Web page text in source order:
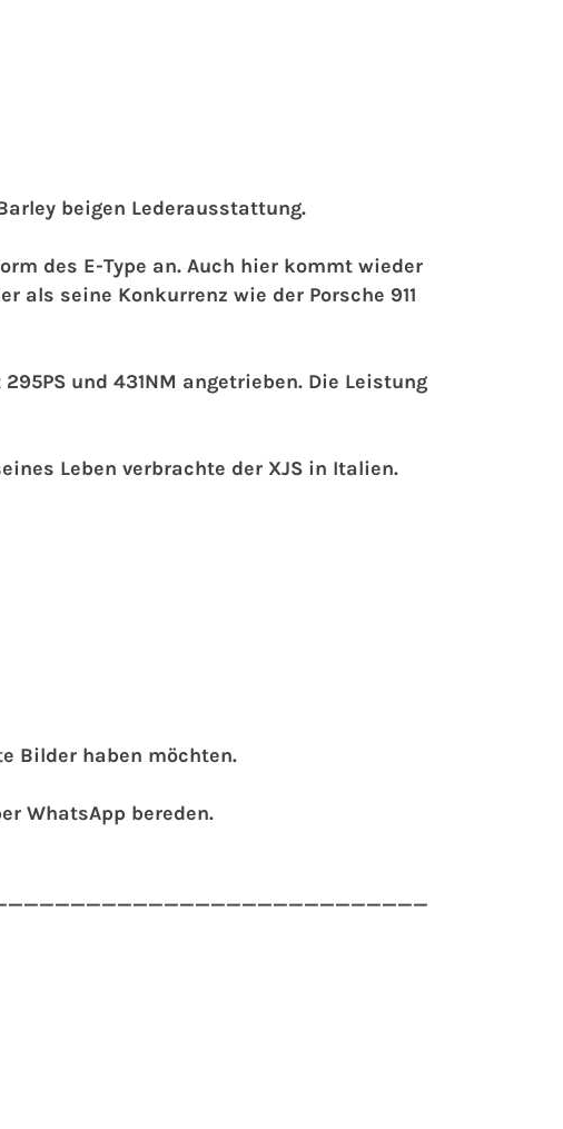
beigen Lederausstattung.
des E-Type an. Auch hier kommt wieder
als seine Konkurrenz wie der Porsche 911
und 431NM angetrieben. Die Leistung
Leben verbrachte der XJS in Italien.
Bilder haben möchten.
WhatsApp bereden.